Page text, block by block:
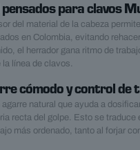
para clavos
del material de la cabeza
en Colombia, evitando
el herrador gana ritmo de
la línea de clavos.
cómodo y control de
natural que ayuda a
recta del golpe. Esto se traduce
más ordenado, tanto al forjar